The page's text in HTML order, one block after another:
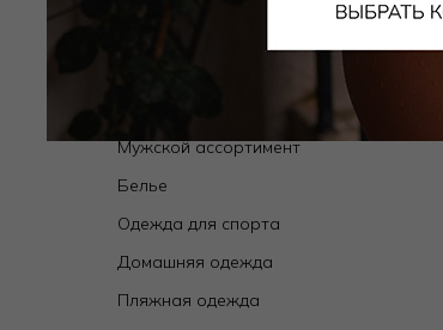
Wild Orchid — коллекции собственного
Мужской ассортимент
Белье
Одежда для спорта
Домашняя одежда
Пляжная одежда